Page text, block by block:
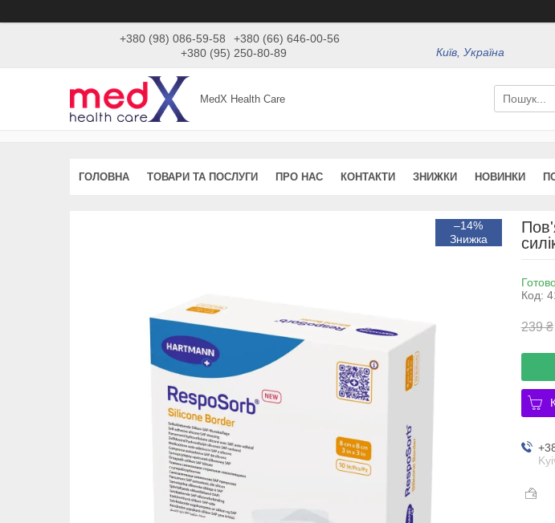
+380 (98) 086-59-58
+380 (66) 646-00-56
+380 (95) 250-80-89
Київ, Україна
MedX Health Care
ГОЛОВНА ТОВАРИ ТА ПОСЛУГИ ПРО НАС КОНТАКТИ ЗНИЖКИ НОВИНКИ
–14%
Код:
239 ₴